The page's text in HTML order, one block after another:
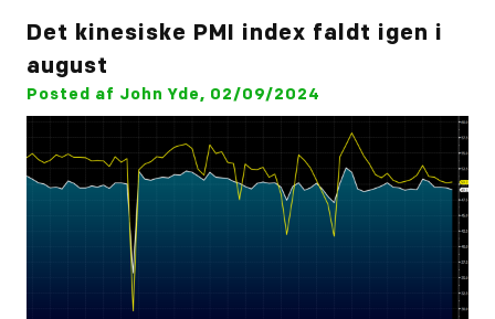
Det kinesiske PMI index faldt igen i
august
Posted af John Yde, 02/09/2024